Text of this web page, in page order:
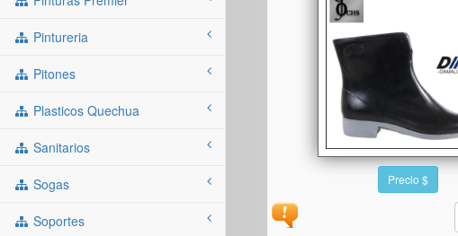
Pintureria
Pitones
Plasticos Quechua
Sanitarios
Sogas
Soportes
Precio $